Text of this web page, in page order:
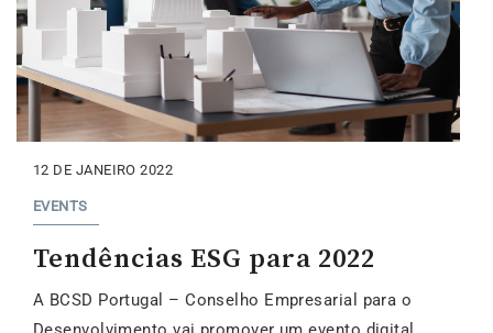
12 DE JANEIRO 2022
EVENTS
Tendências ESG para 2022
A BCSD Portugal – Conselho Empresarial para o